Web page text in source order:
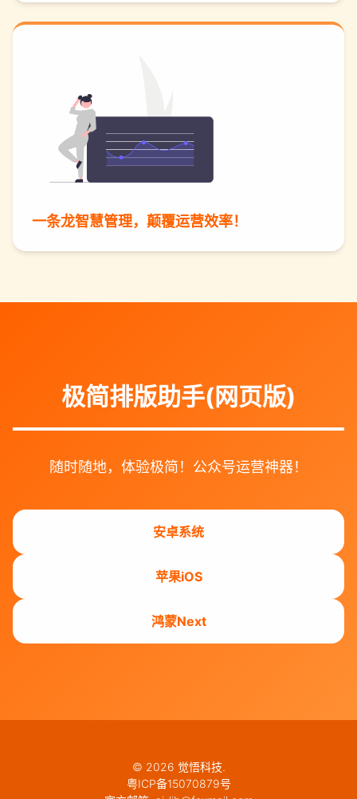
一条龙智慧管理，颠覆运营效率！
极简排版助手(网页版)
随时随地，体验极简！公众号运营神器！
安卓系统
苹果iOS
鸿蒙Next
© 2026 觉悟科技.
粤ICP备15070879号